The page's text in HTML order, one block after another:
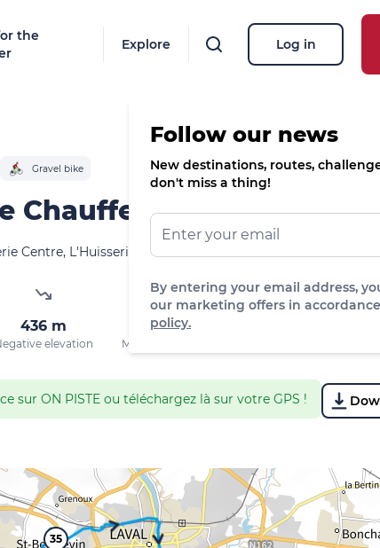
the
Explore Log in
Follow our news
New destinations, routes,
don't miss a thing!
By entering your email address,
our marketing offers in
policy.
Gravel bike
Chauffe !
Centre, L'Huisserie
436 m
elevation
128 m
Max. altitude
sur ON PISTE ou téléchargez là sur votre GPS !
35